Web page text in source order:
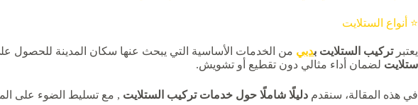
⭐ أنواع الستلايت
يعتبرتركيب الستلايت بدبي من الخدمات الأساسية التي يبحث عنها سكان المدينة للحصول على
ستلايت لضمان أداء مثالي دون تقطيع أو تشويش.
في هذه المقالة، سنقدم دليلًا شاملًا حول خدمات تركيب الستلايت , مع تسليط الضوء على